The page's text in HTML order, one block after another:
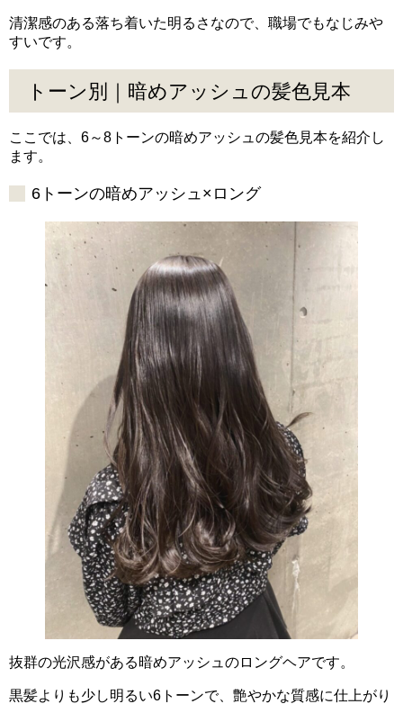
清潔感のある落ち着いた明るさなので、職場でもなじみや
すいです。
トーン別｜暗めアッシュの髪色見本
ここでは、6～8トーンの暗めアッシュの髪色見本を紹介し
ます。
6トーンの暗めアッシュ×ロング
抜群の光沢感がある暗めアッシュのロングヘアです。
黒髪よりも少し明るい6トーンで、艶やかな質感に仕上がり